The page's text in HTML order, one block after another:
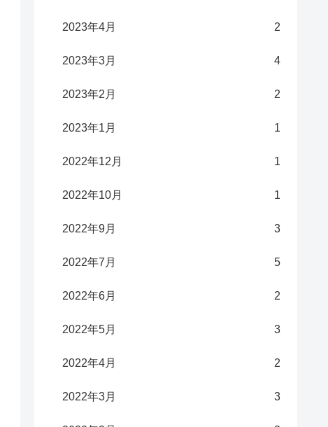
2023年4月 2
2023年3月 4
2023年2月 2
2023年1月 1
2022年12月 1
2022年10月 1
2022年9月 3
2022年7月 5
2022年6月 2
2022年5月 3
2022年4月 2
2022年3月 3